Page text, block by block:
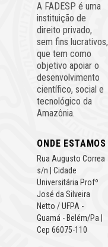
A FADESP é uma
instituição de
direito privado,
sem fins lucrativos,
que tem como
objetivo apoiar o
desenvolvimento
científico, social e
tecnológico da
Amazônia.
ONDE ESTAMOS
Rua Augusto Correa
s/n | Cidade
Universitária Profº
José da Silveira
Netto / UFPA -
Guamá - Belém/Pa |
Cep 66075-110